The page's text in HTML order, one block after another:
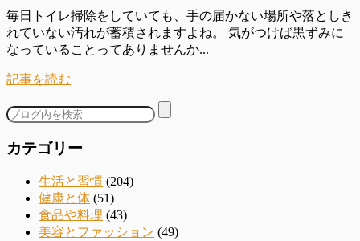
毎日トイレ掃除をしていても、手の届かない場所や落としき
れていない汚れが蓄積されますよね。 気がつけば黒ずみに
なっていることってありませんか...
記事を読む
カテゴリー
生活と習慣 (204)
健康と体 (51)
食品や料理 (43)
美容とファッション (49)